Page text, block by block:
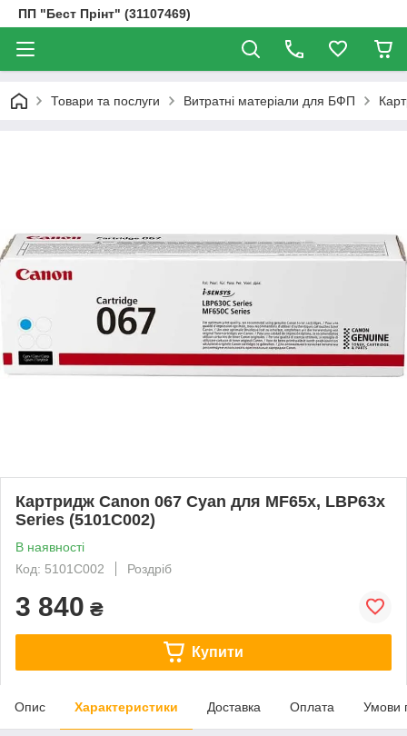
ПП "Бест Прінт" (31107469)
Товари та послуги Витратні матеріали для БФП
Картридж Canon 067 Cyan для MF65x, LBP63x
Series (5101C002)
В наявності
Код: 5101C002
Роздріб
3 840 ₴
Купити
Опис Характеристики Доставка Оплата Умови